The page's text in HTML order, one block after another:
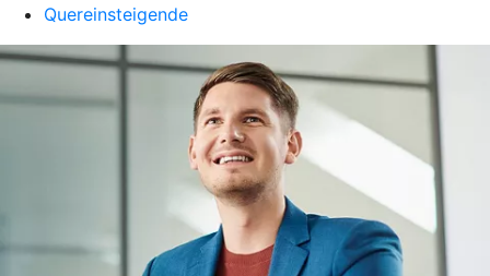
Quereinsteigende